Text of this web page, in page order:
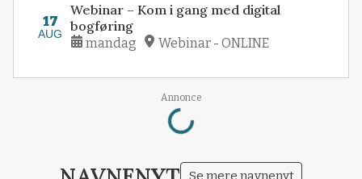
17
AUG
Webinar – Kom i gang med digital
bogføring
mandag Webinar - ONLINE
Annonce
Loading...
Se mere navnenyt